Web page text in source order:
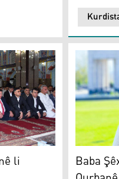
kiriye
Herêma Kurdistanê
li Şêx Elî
Baba